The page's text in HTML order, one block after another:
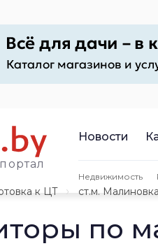
Новости
Недвижимость
к ЦТ
ст.м. Малиновка
по